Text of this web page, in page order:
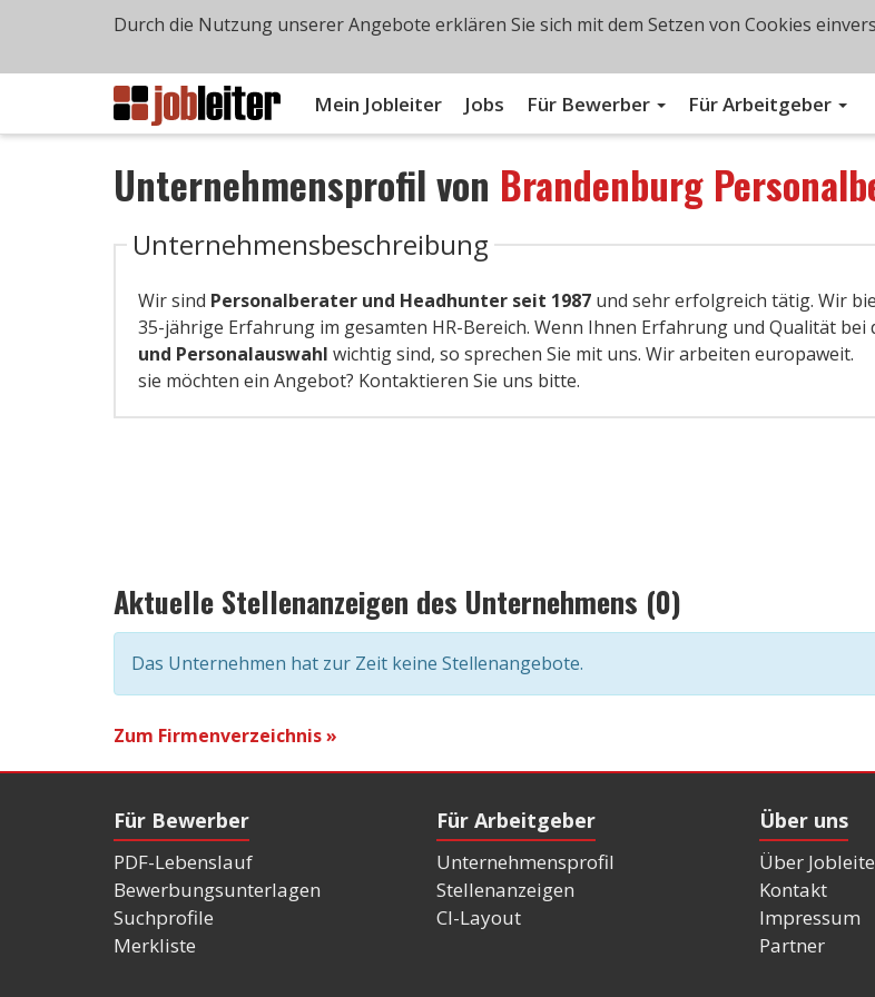
Mein Jobleiter Jobs Für Bewerber Für Arbeitgeber
Unternehmensprofil von Brandenburg
Unternehmensbeschreibung
Wir sind Personalberater und Headhunter seit 1987 und sehr erfolgreich tätig. Wir
35-jährige Erfahrung im gesamten HR-Bereich. Wenn Ihnen Erfahrung und Qualität bei
und Personalauswahl wichtig sind, so sprechen Sie mit uns. Wir arbeiten europaweit.
sie möchten ein Angebot? Kontaktieren Sie uns bitte.
Aktuelle Stellenanzeigen des Unternehmens (0)
Das Unternehmen hat zur Zeit keine Stellenangebote.
Zum Firmenverzeichnis »
Für Bewerber
PDF-Lebenslauf
Bewerbungsunterlagen
Suchprofile
Merkliste
Für Arbeitgeber
Unternehmensprofil
Stellenanzeigen
CI-Layout
Über uns
Über
Kontakt
Impressum
Partner
Durch die Nutzung unserer Angebote erklären Sie sich mit dem Setzen von Cookies